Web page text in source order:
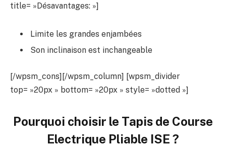
title= »Désavantages: »]
Limite les grandes enjambées
Son inclinaison est inchangeable
[/wpsm_cons][/wpsm_column] [wpsm_divider
top= »20px » bottom= »20px » style= »dotted »]
Pourquoi choisir le Tapis de Course
Electrique Pliable ISE ?